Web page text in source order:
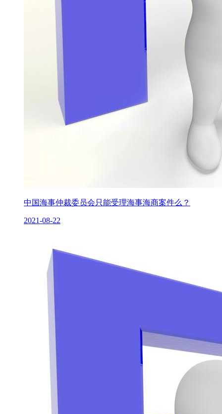
中国海事仲裁委员会只能受理海事海商案件么？
2021-08-22